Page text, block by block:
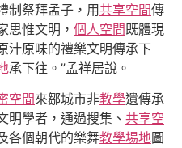
制祭拜孟子，用共享空間傳
思惟文明， 個人空間既體現
汁原味的禮樂文明傳承下
承下往。”孟祥居說。
空間來鄒城市非教學遺傳承
明學者，通過搜集、 共享空
各個朝代的樂舞教學場地圖